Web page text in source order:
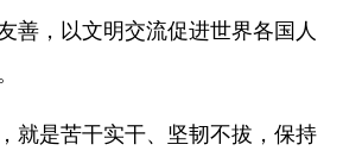
善，以文明交流促进世界各国人
是苦干实干、坚韧不拔，保持